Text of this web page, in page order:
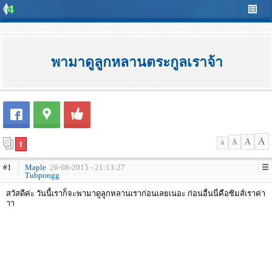
พามาดูลูกหลานตระกูลเราจ้า
1 A A A A
#1
Maple
Tubpongg
26-08-2015 - 21:13:27
สวัสดีค่ะ วันนี้เราก็จะพามาดูลูกหลานเราก่อนเลยเนอะ ก่อนอื่นนี่คือซิมส์เราค่า
าา